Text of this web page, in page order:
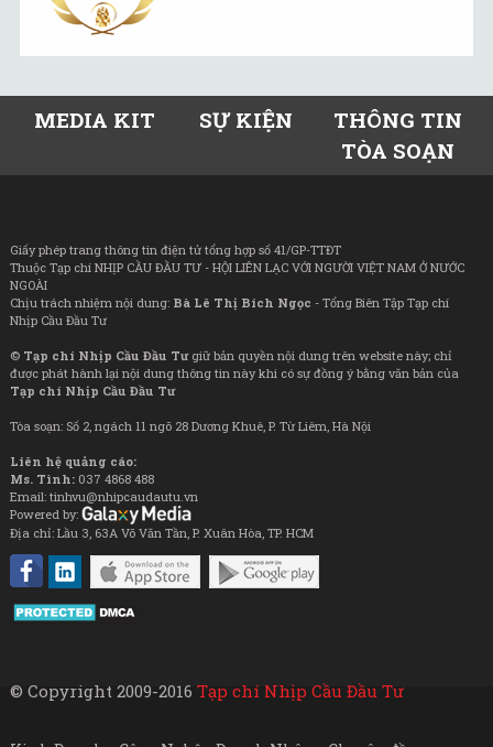
MEDIA KIT SỰ KIỆN
THÔNG TIN
TÒA SOẠN
Giấy phép trang thông tin điện tử tổng hợp số 41/GP-TTĐT
Thuộc Tạp chí NHỊP CẦU ĐẦU TƯ - HỘI LIÊN LẠC VỚI NGƯỜI VIỆT NAM Ở NƯỚC
NGOÀI
Chịu trách nhiệm nội dung: Bà Lê Thị Bích Ngọc - Tổng Biên Tập Tạp chí
Nhịp Cầu Đầu Tư
© Tạp chí Nhịp Cầu Đầu Tưgiữ bản quyền nội dung trên website này; chỉ
được phát hành lại nội dung thông tin này khi có sự đồng ý bằng văn bản của
Tạp chí Nhịp Cầu Đầu Tư
Tòa soạn: Số 2, ngách 11 ngõ 28 Dương Khuê, P. Từ Liêm, Hà Nội
Liên hệ quảng cáo:
Ms. Tình: 037 4868 488
Email: tinhvu@nhipcaudautu.vn
Powered by:
Địa chỉ: Lầu 3, 63A Võ Văn Tần, P. Xuân Hòa, TP. HCM
© Copyright 2009-2016 Tạp chí Nhịp Cầu Đầu Tư